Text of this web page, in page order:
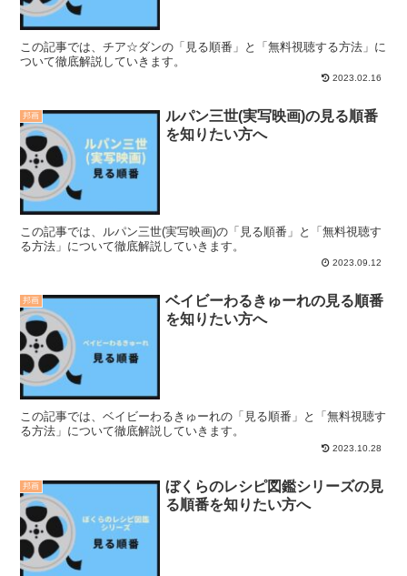
この記事では、チア☆ダンの「見る順番」と「無料視聴する方法」に
ついて徹底解説していきます。
2023.02.16
邦画
ルパン三世(実写映画)の見る順番
を知りたい方へ
この記事では、ルパン三世(実写映画)の「見る順番」と「無料視聴す
る方法」について徹底解説していきます。
2023.09.12
邦画
ベイビーわるきゅーれの見る順番
を知りたい方へ
この記事では、ベイビーわるきゅーれの「見る順番」と「無料視聴す
る方法」について徹底解説していきます。
2023.10.28
邦画
ぼくらのレシピ図鑑シリーズの見
る順番を知りたい方へ